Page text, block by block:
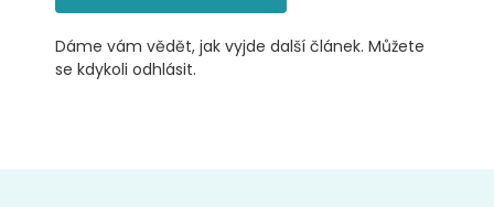
Dáme vám vědět, jak vyjde další článek. Můžete
se kdykoli odhlásit.